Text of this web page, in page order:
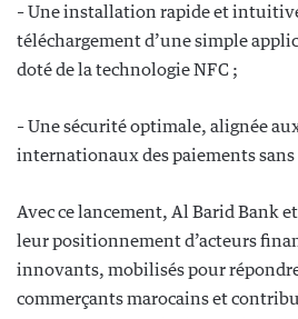
– Une installation rapide et
téléchargement d’une simple
doté de la technologie NFC ;
– Une sécurité optimale, alignée
internationaux des paiements
Avec ce lancement, Al Barid Bank
leur positionnement d’acteurs
innovants, mobilisés pour
commerçants marocains et